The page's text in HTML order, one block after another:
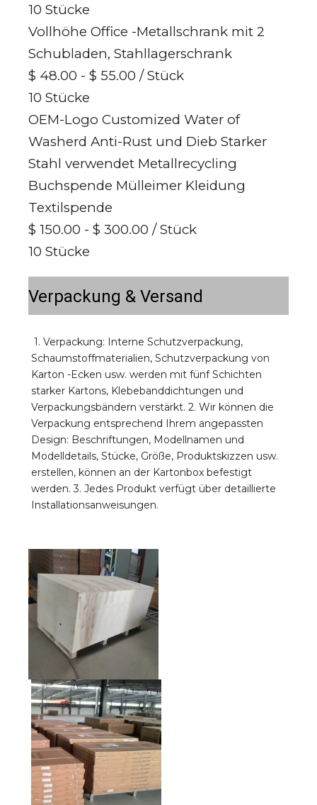
10 Stücke
Vollhöhe Office -Metallschrank mit 2
Schubladen, Stahllagerschrank
$ 48.00 - $ 55.00 / Stück
10 Stücke
OEM-Logo Customized Water of
Washerd Anti-Rust und Dieb Starker
Stahl verwendet Metallrecycling
Buchspende Mülleimer Kleidung
Textilspende
$ 150.00 - $ 300.00 / Stück
10 Stücke
Verpackung & Versand
1. Verpackung: Interne Schutzverpackung,
Schaumstoffmaterialien, Schutzverpackung von
Karton -Ecken usw. werden mit fünf Schichten
starker Kartons, Klebebanddichtungen und
Verpackungsbändern verstärkt. 2. Wir können die
Verpackung entsprechend Ihrem angepassten
Design: Beschriftungen, Modellnamen und
Modelldetails, Stücke, Größe, Produktskizzen usw.
erstellen, können an der Kartonbox befestigt
werden. 3. Jedes Produkt verfügt über detaillierte
Installationsanweisungen.